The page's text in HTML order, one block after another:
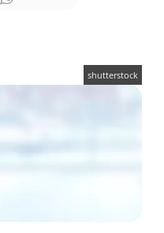
shutterstock